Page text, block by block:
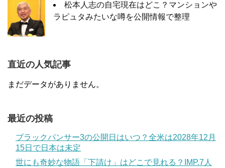
松本人志の自宅現在はどこ？マンションや
ラピュタみたいな噂を公開情報で整理
直近の人気記事
まだデータがありません。
最近の投稿
ブラックパンサー3の公開日はいつ？全米は2028年12月
15日で日本は未定
世にも奇妙な物語「下請け」はどこで見れる？IMP.7人